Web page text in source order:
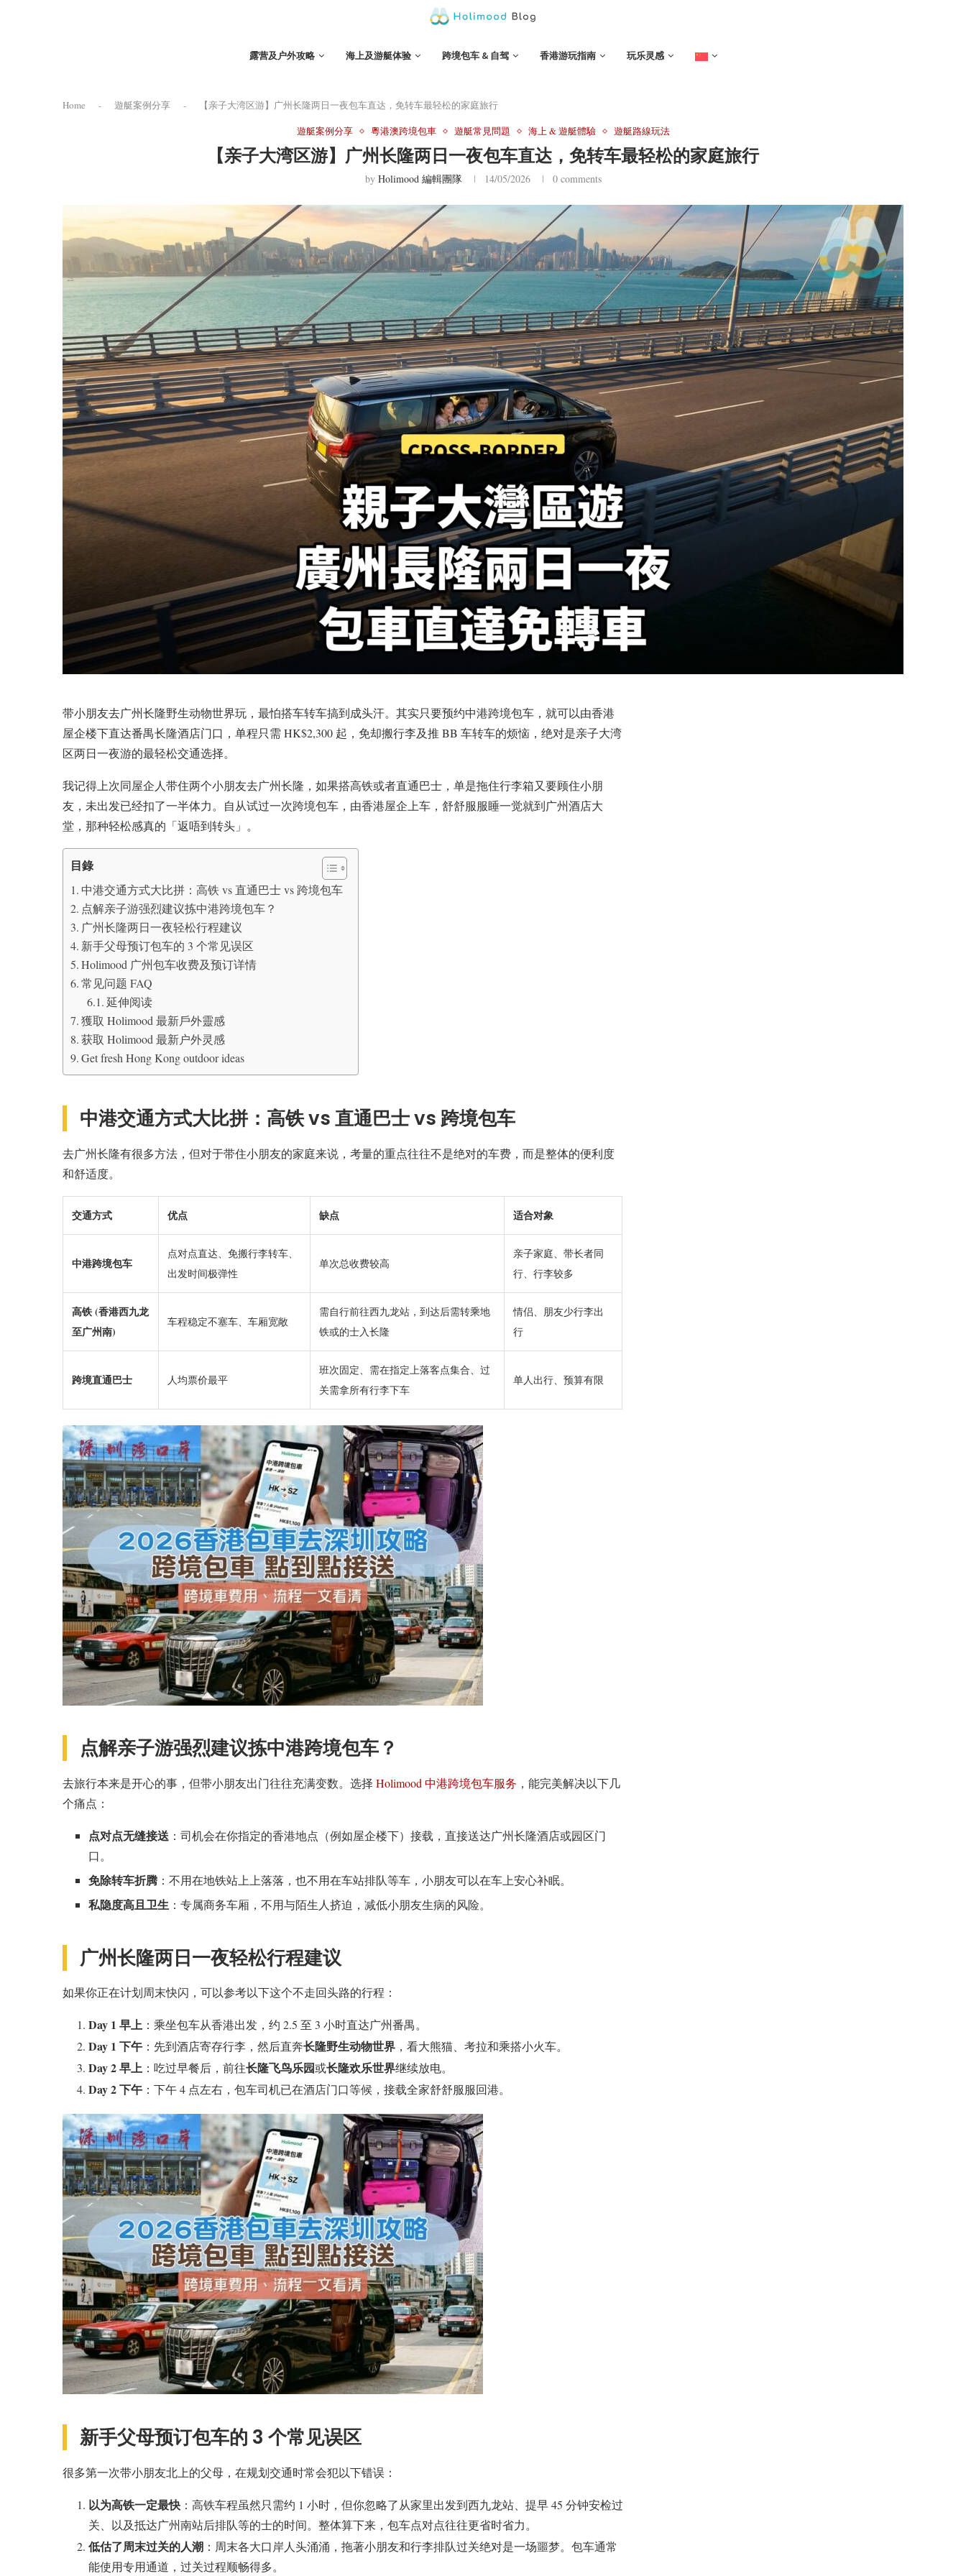
露营及户外攻略 海上及游艇体验 跨境包车 & 自驾 香港游玩指南 玩乐灵感
Home - 遊艇案例分享 -
【亲子大湾区游】广州长隆两日一夜包车直达，免转车最轻松的家庭旅行
遊艇案例分享
粵港澳跨境包車 遊艇常見問題 海上 & 遊艇體驗 遊艇路線玩法
【亲子大湾区游】广州长隆两日一夜包车直达，免转车最轻松的家庭旅行
by Holimood 編輯團隊 14/05/2026 0 comments
带小朋友去广州长隆野生动物世界玩，最怕搭车转车搞到成头汗。其实只要预约中港跨境包车，就可以由香港
屋企楼下直达番禺长隆酒店门口，单程只需 HK$2,300 起，免却搬行李及推 BB 车转车的烦恼，绝对是亲子大湾
区两日一夜游的最轻松交通选择。
我记得上次同屋企人带住两个小朋友去广州长隆，如果搭高铁或者直通巴士，单是拖住行李箱又要顾住小朋
友，未出发已经扣了一半体力。自从试过一次跨境包车，由香港屋企上车，舒舒服服睡一觉就到广州酒店大
堂，那种轻松感真的「返唔到转头」。
目錄
中港交通方式大比拼：高铁 vs 直通巴士 vs 跨境包车
点解亲子游强烈建议拣中港跨境包车？
广州长隆两日一夜轻松行程建议
新手父母预订包车的 3 个常见误区
Holimood 广州包车收费及预订详情
常见问题 FAQ
延伸阅读
獲取 Holimood 最新戶外靈感
获取 Holimood 最新户外灵感
Get fresh Hong Kong outdoor ideas
中港交通方式大比拼：高铁 vs 直通巴士 vs 跨境包车
去广州长隆有很多方法，但对于带住小朋友的家庭来说，考量的重点往往不是绝对的车费，而是整体的便利度
和舒适度。
交通方式 优点 缺点 适合对象
中港跨境包车
点对点直达、免搬行李转车、
出发时间极弹性
单次总收费较高
亲子家庭、带长者同
行、行李较多
高铁 (香港西九龙
至广州南)
车程稳定不塞车、车厢宽敞
需自行前往西九龙站，到达后需转乘地
铁或的士入长隆
情侣、朋友少行李出
行
跨境直通巴士 人均票价最平
班次固定、需在指定上落客点集合、过
关需拿所有行李下车
单人出行、预算有限
点解亲子游强烈建议拣中港跨境包车？
去旅行本来是开心的事，但带小朋友出门往往充满变数。选择 Holimood 中港跨境包车服务 ，能完美解决以下几
个痛点：
点对点无缝接送 ：司机会在你指定的香港地点（例如屋企楼下）接载，直接送达广州长隆酒店或园区门
口。
免除转车折腾 ：不用在地铁站上上落落，也不用在车站排队等车，小朋友可以在车上安心补眠。
私隐度高且卫生 ：专属商务车厢，不用与陌生人挤迫，减低小朋友生病的风险。
广州长隆两日一夜轻松行程建议
如果你正在计划周末快闪，可以参考以下这个不走回头路的行程：
Day 1 早上 ：乘坐包车从香港出发，约 2.5 至 3 小时直达广州番禺。
Day 1 下午 ：先到酒店寄存行李，然后直奔长隆野生动物世界 ，看大熊猫、考拉和乘搭小火车。
Day 2 早上 ：吃过早餐后，前往长隆飞鸟乐园或长隆欢乐世界继续放电。
Day 2 下午 ：下午 4 点左右，包车司机已在酒店门口等候，接载全家舒舒服服回港。
新手父母预订包车的 3 个常见误区
很多第一次带小朋友北上的父母，在规划交通时常会犯以下错误：
以为高铁一定最快 ：高铁车程虽然只需约 1 小时，但你忽略了从家里出发到西九龙站、提早 45 分钟安检过
关、以及抵达广州南站后排队等的士的时间。整体算下来，包车点对点往往更省时省力。
低估了周末过关的人潮 ：周末各大口岸人头涌涌，拖著小朋友和行李排队过关绝对是一场噩梦。包车通常
能使用专用通道，过关过程顺畅得多。